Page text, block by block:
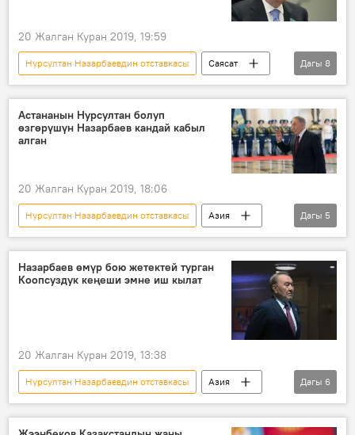
20 Жалган Куран 2019, 19:59
Нурсултан Назарбаевдин отставкасы
Саясат
Жаңылыктар
Кыргызстан
Азия
Касым-Жомарт Токаев
жазуучу
Дагы 8
Астананын Нурсултан болуп
өзгөрүшүн Назарбаев кандай кабыл
алган
20 Жалган Куран 2019, 18:06
Нурсултан Назарбаевдин отставкасы
Азия
Дүйнөдө
Жаңылыктар
Саясат
Нурсултан Назарбаев
Астана
Дагы 5
Назарбаев өмүр бою жетектей турган
Коопсуздук кеңеши эмне иш кылат
20 Жалган Куран 2019, 13:38
Нурсултан Назарбаевдин отставкасы
Азия
Дүйнөдө
Жаңылыктар
Саясат
Нурсултан Назарбаев
Коопсуздук кеңеши
Дагы 6